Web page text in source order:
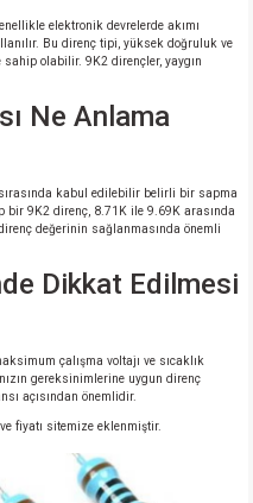
elektronik devrelerde akımı
Bu direnç tipi, yüksek doğruluk ve
olabilir. 9K2 dirençler, yaygın
Ne Anlama
kabul edilebilir belirli bir sapma
bir 9K2 direnç, 8.71K ile 9.69K arasında
değerinin sağlanmasında önemli
Dikkat Edilmesi
çalışma voltajı ve sıcaklık
gereksinimlerine uygun direnç
açısından önemlidir.
fiyatı sitemize eklenmiştir.